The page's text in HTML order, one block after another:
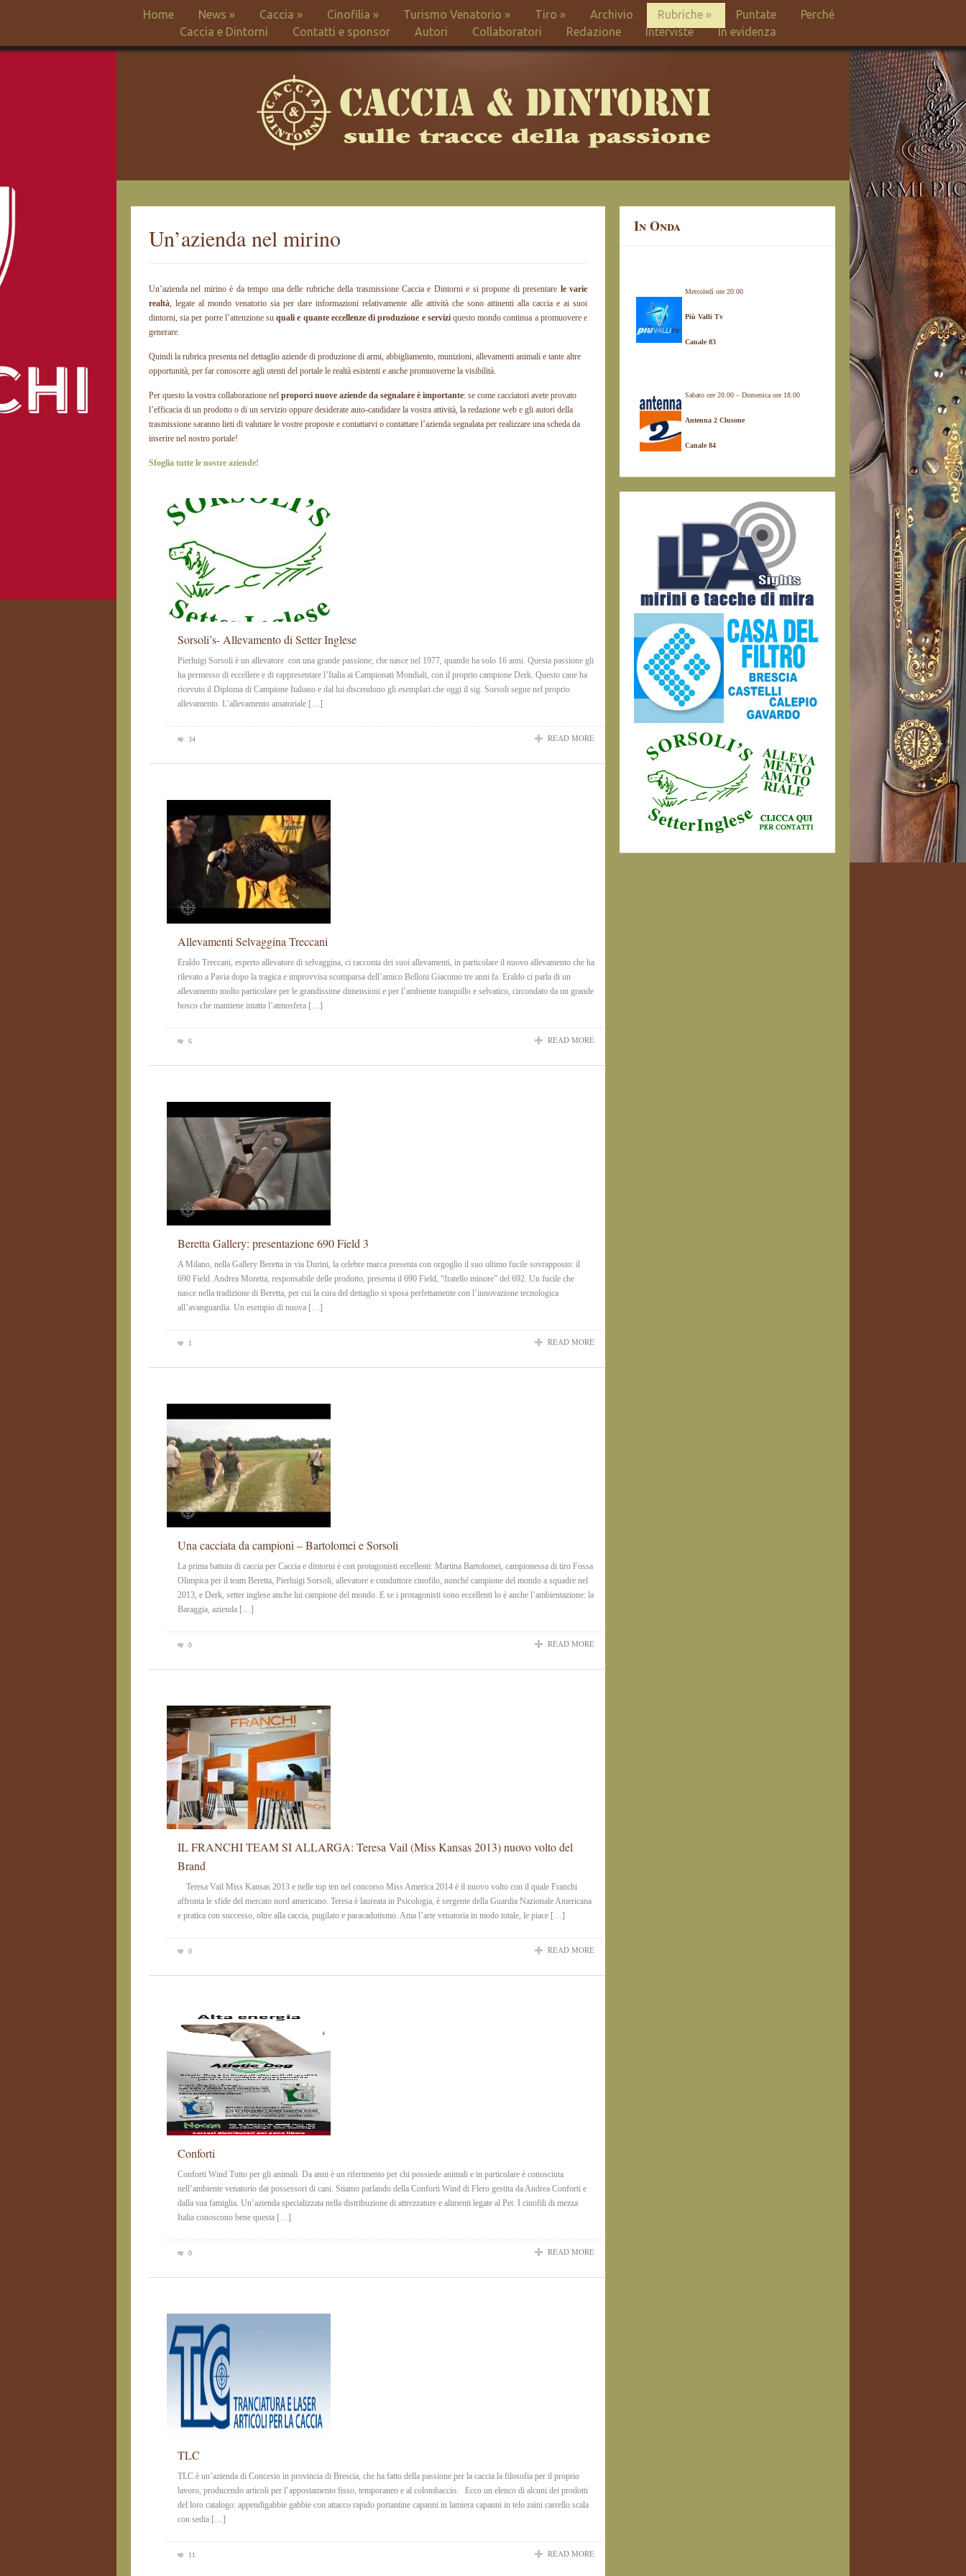
Home News » Caccia » Cinofilia » Turismo Venatorio » Tiro » Archivio Rubriche» Puntate
Perché
Caccia e Dintorni
Contatti e sponsor Autori Collaboratori Redazione Interviste In evidenza
Un’azienda nel mirino
Un’azienda nel mirino è da tempo una delle rubriche della trasmissione Caccia e Dintorni e si propone di presentare le varie
realtà, legate al mondo venatorio sia per dare informazioni relativamente alle attività che sono attinenti alla caccia e ai suoi
dintorni, sia per porre l’attenzione suquali e quante eccellenze di produzione e serviziquesto mondo continua a promuovere e
generare.
Quindi la rubrica presenta nel dettaglio aziende di produzione di armi, abbigliamento, munizioni, allevamenti animali e tante altre
opportunità, per far conoscere agli utenti del portale le realtà esistenti e anche promuoverne la visibilità.
Per questo la vostra collaborazione nel proporci nuove aziende da segnalare è importante: se come cacciatori avete provato
l’efficacia di un prodotto o di un servizio oppure desiderate auto-candidare la vostra attività, la redazione web e gli autori della
trasmissione saranno lieti di valutare le vostre proposte e contattarvi o contattare l’azienda segnalata per realizzare una scheda da
inserire nel nostro portale!
Sfoglia tutte le nostre aziende!
Sorsoli’s- Allevamento di Setter Inglese
Pierluigi Sorsoli è un allevatore con una grande passione, che nasce nel 1977, quando ha solo 16 anni. Questa passione gli
ha permesso di eccellere e di rappresentare l’Italia ai Campionati Mondiali, con il proprio campione Derk. Questo cane ha
ricevuto il Diploma di Campione Italiano e dal lui discendono gli esemplari che oggi il sig. Sorsoli segue nel proprio
allevamento. L’allevamento amatoriale […]
34 READ MORE
Allevamenti Selvaggina Treccani
Eraldo Treccani, esperto allevatore di selvaggina, ci racconta dei suoi allevamenti, in particolare il nuovo allevamento che ha
rilevato a Pavia dopo la tragica e improvvisa scomparsa dell’amico Belloni Giacomo tre anni fa. Eraldo ci parla di un
allevamento molto particolare per le grandissime dimensioni e per l’ambiente tranquillo e selvatico, circondato da un grande
bosco che mantiene intatta l’atmosfera […]
6 READ MORE
Beretta Gallery: presentazione 690 Field 3
A Milano, nella Gallery Beretta in via Durini, la celebre marca presenta con orgoglio il suo ultimo fucile sovrapposto: il
690 Field. Andrea Moretta, responsabile delle prodotto, presenta il 690 Field, “fratello minore” del 692. Un fucile che
nasce nella tradizione di Beretta, per cui la cura del dettaglio si sposa perfettamente con l’innovazione tecnologica
all’avanguardia. Un esempio di nuova […]
1 READ MORE
Una cacciata da campioni – Bartolomei e Sorsoli
La prima battuta di caccia per Caccia e dintorni è con protagonisti eccellenti: Martina Bartolomei, campionessa di tiro Fossa
Olimpica per il team Beretta, Pierluigi Sorsoli, allevatore e conduttore cinofilo, nonché campione del mondo a squadre nel
2013, e Derk, setter inglese anche lui campione del mondo. E se i protagonisti sono eccellenti lo è anche l’ambientazione: la
Baraggia, azienda […]
0 READ MORE
IL FRANCHI TEAM SI ALLARGA: Teresa Vail (Miss Kansas 2013) nuovo volto del
Brand
Teresa Vail Miss Kansas 2013 e nelle top ten nel concorso Miss America 2014 è il nuovo volto con il quale Franchi
affronta le sfide del mercato nord americano. Teresa è laureata in Psicologia, è sergente della Guardia Nazionale Americana
e pratica con successo, oltre alla caccia, pugilato e paracadutismo. Ama l’arte venatoria in modo totale, le piace […]
0 READ MORE
Conforti
Conforti Wind Tutto per gli animali. Da anni è un riferimento per chi possiede animali e in particolare è conosciuta
nell’ambiente venatorio dai possessori di cani. Stiamo parlando della Conforti Wind di Flero gestita da Andrea Conforti e
dalla sua famiglia. Un’azienda specializzata nella distribuzione di attrezzature e alimenti legate al Pet. I cinofili di mezza
Italia conoscono bene questa […]
0 READ MORE
TLC
TLC è un’azienda di Concesio in provincia di Brescia, che ha fatto della passione per la caccia la filosofia per il proprio
lavoro, producendo articoli per l’appostamento fisso, temporaneo e al colombaccio. Ecco un elenco di alcuni dei prodotti
del loro catalogo: appendigabbie gabbie con attacco rapido portantine capanni in lamiera capanni in telo zaini carrello scala
con sedia […]
11 READ MORE
In Onda
Mercoledì ore 20.00
Più Valli Tv
Canale 83
Sabato ore 20.00 – Domenica ore 18.00
Antenna 2 Clusone
Canale 84